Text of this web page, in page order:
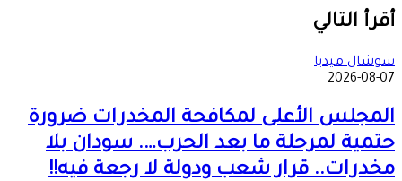
عبر
البريد
أقرأ التالي
سوشال ميديا
2026-08-07
المجلس الأعلى لمكافحة المخدرات ضرورة
حتمية لمرحلة ما بعد الحرب…. سودان بلا
مخدرات.. قرار شعب ودولة لا رجعة فيه!!